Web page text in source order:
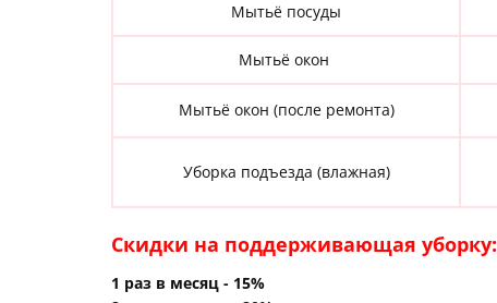
Мытьё посуды
Мытьё окон
Мытьё окон (после ремонта)
Уборка подъезда (влажная)
Скидки на ​поддерживающая уборку:
1 раз в месяц - 15%